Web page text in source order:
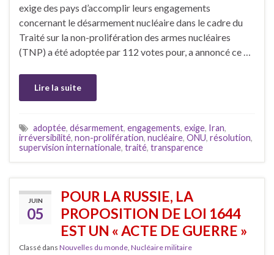
exige des pays d’accomplir leurs engagements
concernant le désarmement nucléaire dans le cadre du
Traité sur la non-prolifération des armes nucléaires
(TNP) a été adoptée par 112 votes pour, a annoncé ce …
Lire la suite
adoptée, désarmement, engagements, exige, Iran,
irréversibilité, non-prolifération, nucléaire, ONU, résolution,
supervision internationale, traité, transparence
JUIN
05
POUR LA RUSSIE, LA
PROPOSITION DE LOI 1644
EST UN « ACTE DE GUERRE »
Classé dans Nouvelles du monde, Nucléaire militaire